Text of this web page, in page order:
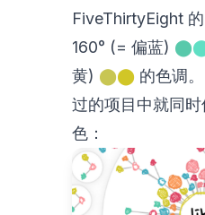
FiveThirtyEight 的
160° (= 偏蓝) ⬤
黄) ⬤⬤ 的色调
过的项目中就同
色：